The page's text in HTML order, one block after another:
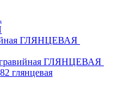
ГЛЯНЦЕВАЯ
ГЛЯНЦЕВАЯ
глянцевая